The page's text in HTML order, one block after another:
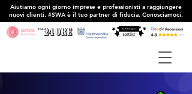
Aiutiamo ogni giorno imprese e professionisti a raggiungere
nuovi clienti. #SWA è il tuo partner di fiducia. Conosciamoci.